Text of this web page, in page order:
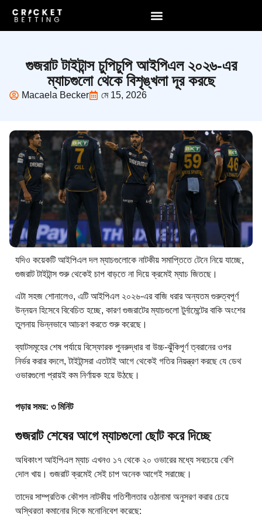
গুজরাট টাইটান্স চুপিচুপি আইপিএল ২০২৬-এর
ম্যাচগুলো থেকে বিশৃঙ্খলা দূর করছে
Macaela Becker মে 15, 2026
যদিও কয়েকটি আইপিএল দল ম্যাচগুলোকে নাটকীয় সমাপ্তিতে টেনে নিয়ে যাচ্ছে,
গুজরাট টাইটান্স শুরু থেকেই চাপ বাড়তে না দিয়ে ক্রমেই ম্যাচ জিতছে।
এটা সহজ শোনালেও, এটি আইপিএল ২০২৬-এর বাজি ধরার অন্যতম গুরুত্বপূর্ণ
উন্নয়ন হিসেবে বিবেচিত হচ্ছে, কারণ গুজরাটের ম্যাচগুলো টুর্নামেন্টের বাকি অংশের
তুলনায় ভিন্নভাবে আচরণ করতে শুরু করেছে।
ব্যাটসমূহের শেষ পর্যায়ে বিস্ফোরক পুনরুদ্ধার বা উচ্চ-ঝুঁকিপূর্ণ ত্বরানের ওপর
নির্ভর করার বদলে, টাইটান্সরা এতটাই আগে থেকেই গতির নিয়ন্ত্রণ করছে যে ডেথ
ওভারগুলো প্রায়ই কম নির্ণায়ক হয়ে উঠছে।
পড়ার সময়: ৩ মিনিট
গুজরাট শেষের আগে ম্যাচগুলো ছোট করে দিচ্ছে
অধিকাংশ আইপিএল ম্যাচ এখনও ১৭ থেকে ২০ ওভারের মধ্যে সবচেয়ে বেশি
দোল খায়। গুজরাট ক্রমেই সেই চাপ অনেক আগেই সরাচ্ছে।
তাদের সাম্প্রতিক কৌশল নাটকীয় গতিশীলতার ওঠানামা অনুসরণ করার চেয়ে
অস্থিরতা কমানোর দিকে মনোনিবেশ করেছে: